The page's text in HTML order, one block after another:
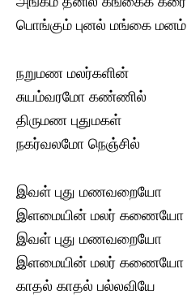
பொங்கும் புனல் மங்கை
நறுமண மலர்களின்
சுயம்வரமோ கண்ணில்
திருமண புதுமகள்
நகர்வலமோ நெஞ்சில்
இவள் புது மணவறையோ
இளமையின் மலர் கணையோ
இவள் புது மணவறையோ
இளமையின் மலர் கணையோ
காதல் காதல் பல்லவியே